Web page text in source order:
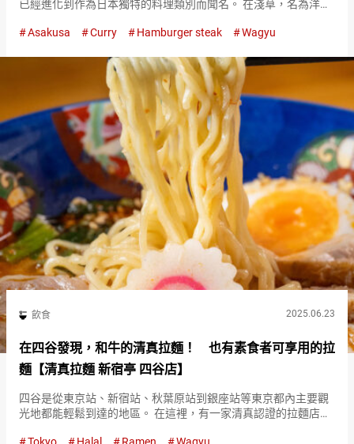
已經進化到作為日本獨特的料理類別而聞名。 在淺草，名為洋食
（Restaurant Omiya Asakusa）』也是其中之一。 在所有…
Asakusa Curry Hamburger steak Wagyu
飲食 2025.06.23
在四谷發現，和牛的清真拉麵！ 也有素食者可享用的拉
麵【清真拉麵 新宿亭 四谷店】
四谷是從東京站、新宿站、秋葉原站到銀座站等東京都內主要觀
光地都能輕鬆到達的地區。 在這裡，有一家清真認證的拉麵店